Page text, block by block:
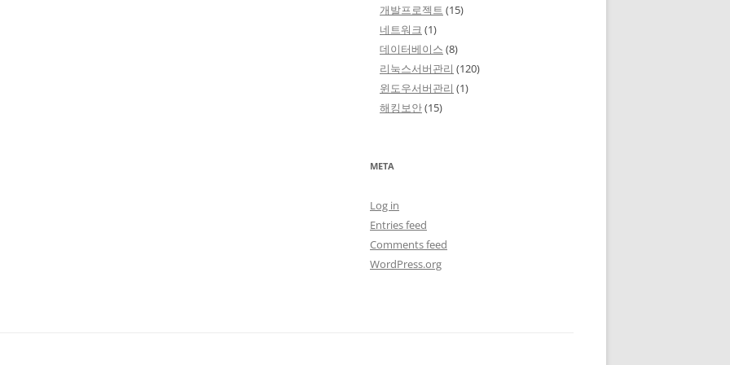
개발프로젝트 (15)
네트워크 (1)
데이터베이스 (8)
리눅스서버관리 (120)
윈도우서버관리 (1)
해킹보안(15)
META
Log in
Entries feed
Comments feed
WordPress.org